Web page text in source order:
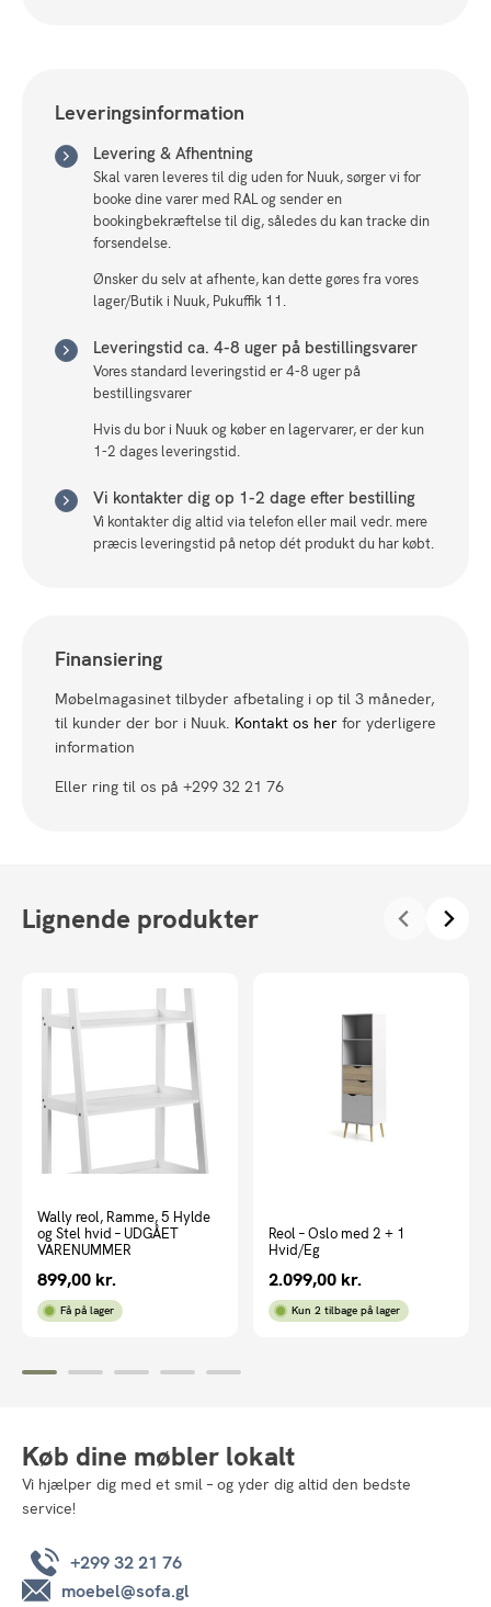
Leveringsinformation
Levering & Afhentning
Skal varen leveres til dig uden for Nuuk, sørger vi for
booke dine varer med RAL og sender en
bookingbekræftelse til dig, således du kan tracke din
forsendelse.
Ønsker du selv at afhente, kan dette gøres fra vores
lager/Butik i Nuuk, Pukuffik 11.
Leveringstid ca. 4-8 uger på bestillingsvarer
Vores standard leveringstid er 4-8 uger på
bestillingsvarer
Hvis du bor i Nuuk og køber en lagervarer, er der kun
1-2 dages leveringstid.
Vi kontakter dig op 1-2 dage efter bestilling
Vi kontakter dig altid via telefon eller mail vedr. mere
præcis leveringstid på netop dét produkt du har købt.
Finansiering
Møbelmagasinet tilbyder afbetaling i op til 3 måneder,
til kunder der bor i Nuuk. Kontakt os her for yderligere
information
Eller ring til os på +299 32 21 76
Lignende produkter
Wally reol, Ramme, 5 Hylde
og Stel hvid – UDGÅET
VARENUMMER
899,00 kr.
Få på lager
Reol – Oslo med 2 + 1
Hvid/Eg
2.099,00 kr.
Kun 2 tilbage på lager
Køb dine møbler lokalt
Vi hjælper dig med et smil – og yder dig altid den bedste
service!
+299 32 21 76
moebel@sofa.gl